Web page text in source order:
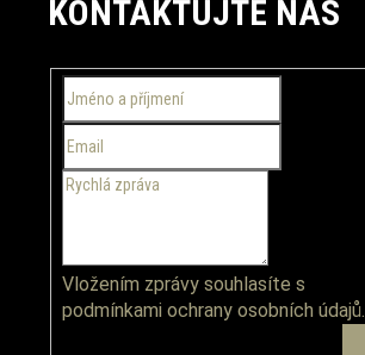
KONTAKTUJTE NÁS
Vložením zprávy souhlasíte s
podmínkami ochrany osobních údajů.